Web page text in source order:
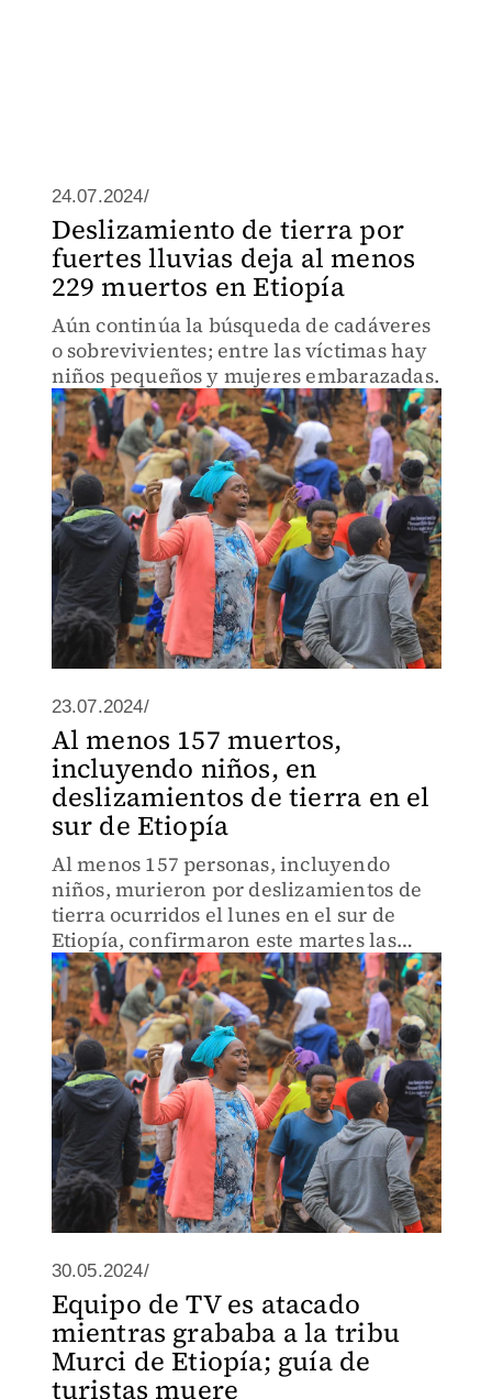
24.07.2024/
Deslizamiento de tierra por
fuertes lluvias deja al menos
229 muertos en Etiopía
Aún continúa la búsqueda de cadáveres
o sobrevivientes; entre las víctimas hay
niños pequeños y mujeres embarazadas.
23.07.2024/
Al menos 157 muertos,
incluyendo niños, en
deslizamientos de tierra en el
sur de Etiopía
Al menos 157 personas, incluyendo
niños, murieron por deslizamientos de
tierra ocurridos el lunes en el sur de
Etiopía, confirmaron este martes las
autoridades locales.
30.05.2024/
Equipo de TV es atacado
mientras grababa a la tribu
Murci de Etiopía; guía de
turistas muere